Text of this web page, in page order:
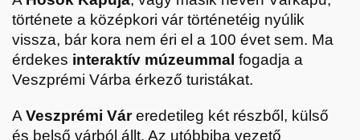
története a középkori vár történetéig nyúlik
vissza, bár kora nem éri el a 100 évet sem. Ma
érdekes interaktív múzeummal fogadja a
Veszprémi Várba érkező turistákat.
A Veszprémi Váreredetileg két részből, külső
és belső várból állt. Az utóbbiba vezető